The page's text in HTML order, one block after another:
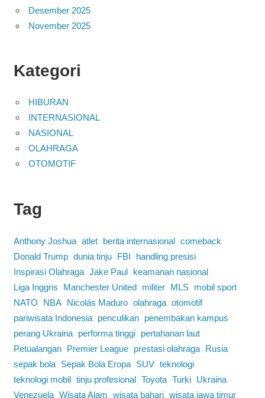
Desember 2025
November 2025
Kategori
HIBURAN
INTERNASIONAL
NASIONAL
OLAHRAGA
OTOMOTIF
Tag
Anthony Joshua atlet berita internasional comeback
Donald Trump dunia tinju FBI
handling presisi
Inspirasi Olahraga Jake Paul
keamanan nasional
Liga Inggris
Manchester United militer MLS
mobil sport
NATO
NBA Nicolás Maduro olahraga otomotif
pariwisata Indonesia
penculikan
penembakan kampus
perang Ukraina
performa tinggi
pertahanan laut
Petualangan
Premier League prestasi olahraga
Rusia
sepak bola
Sepak Bola Eropa SUV teknologi
teknologi mobil tinju profesional Toyota Turki
Ukraina
Venezuela Wisata Alam wisata bahari wisata jawa timur